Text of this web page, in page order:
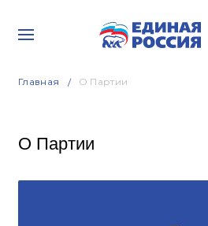
Главная О Партии
О Партии